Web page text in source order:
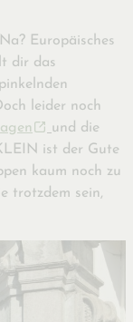
Europäisches
dir das
leider noch
und die
ist der Gute
kaum noch zu
trotzdem sein,